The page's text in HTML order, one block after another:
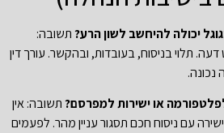
יכולה להיחשב לשון הרע?תשובה:
תלוי בניסוח, בעובדות, ובהקשר. עורך דין
נכונה.
או ישירות למפרסם?תשובה: אין
עם ניסוח חכם תסגור עניין מהר. לפעמים